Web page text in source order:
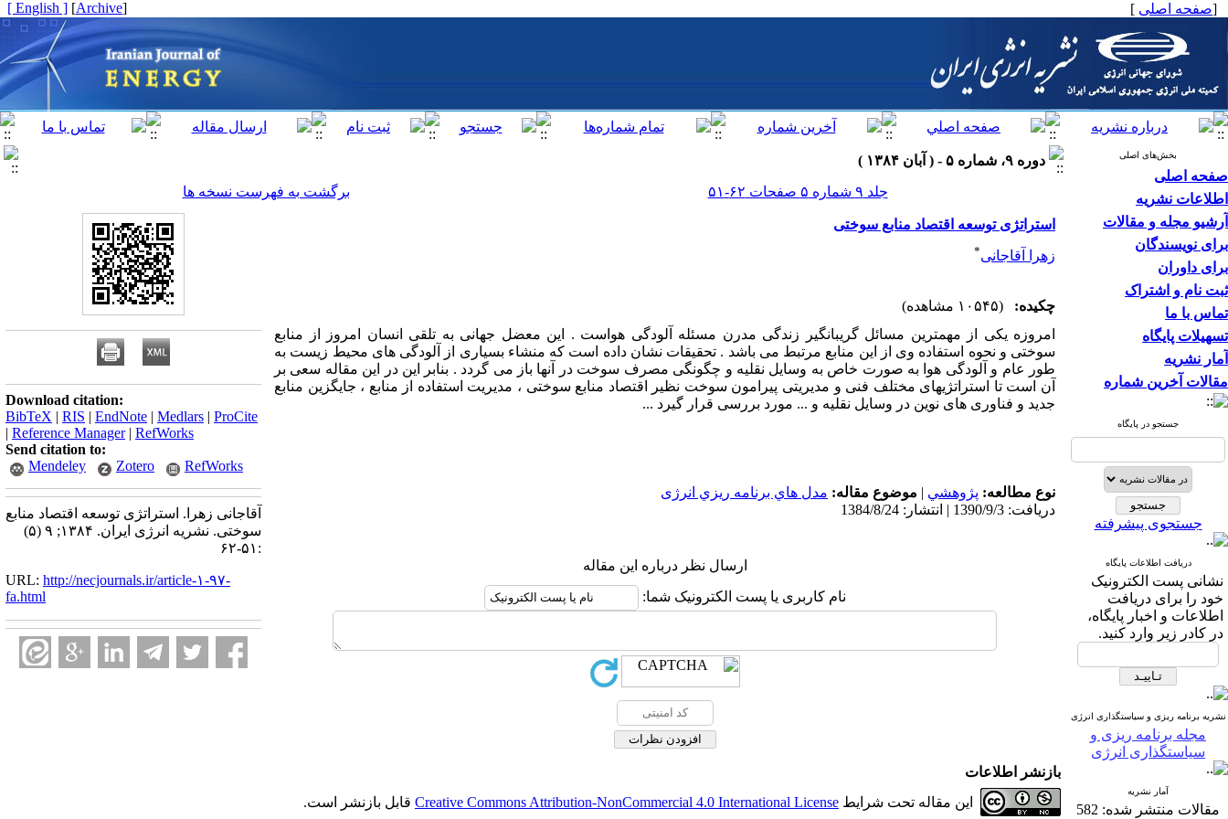
[صفحه اصلی ]
[
Archive
]
[ English ]
بخش‌های اصلی
صفحه اصلی
اطلاعات نشریه
آرشیو مجله و مقالات
برای نویسندگان
برای داوران
ثبت نام و اشتراک
تماس با ما
تسهیلات پایگاه
آمار نشریه
مقالات آخرین شماره
جستجو در پایگاه
جستجوی پیشرفته
دریافت اطلاعات پایگاه
نشانی پست الکترونیک
خود را برای دریافت
اطلاعات و اخبار پایگاه،
در کادر زیر وارد کنید.
نشریه برنامه ریزی و سیاستگذاری انرژی
مجله برنامه ریزی و
سیاستگذاری انرژی
آمار نشریه
مقالات منتشر شده: 582
دوره ۹، شماره ۵ - ( آبان ۱۳۸۴ )
جلد ۹ شماره ۵ صفحات ۶۲-۵۱
برگشت به فهرست نسخه ها
استراتژی توسعه اقتصاد منابع سوختی
زهرا آقاجانی*
چکیده:
(۱۰۵۴۵ مشاهده)
امروزه یکی از مهمترین مسائل گریبانگیر زندگی مدرن مسئله آلودگی هواست . این معضل جهانی به تلقی انسان امروز از منابع
سوختی و نحوه استفاده وی از این منابع مرتبط می باشد . تحقیقات نشان داده است که منشاء بسیاری از آلودگی های محیط زیست به
طور عام و آلودگی هوا به صورت خاص به وسایل نقلیه و چگونگی مصرف سوخت در آنها باز می گردد . بنابر این در این مقاله سعی بر
آن است تا استراتژیهای مختلف فنی و مدیریتی پیرامون سوخت نظیر اقتصاد منابع سوختی ، مدیریت استفاده از منابع ، جایگزین منابع
جدید و فناوری های نوین در وسایل نقلیه و ... مورد بررسی قرار گیرد ...
نوع مطالعه: پژوهشي | موضوع مقاله: مدل هاي برنامه ريزي انرژی
دریافت: 1390/9/3 | انتشار: 1384/8/24
ارسال نظر درباره این مقاله
نام کاربری یا پست الکترونیک شما:
Download citation:
BibTeX | RIS | EndNote | Medlars | ProCite
| Reference Manager| RefWorks
Send citation to:
Mendeley
Zotero RefWorks
آقاجانی زهرا. استراتژی توسعه اقتصاد منابع
سوختی. نشریه انرژی ایران. ۱۳۸۴; ۹ (۵)
:۵۱-۶۲
URL: http://necjournals.ir/article-۱-۹۷-
fa.html
بازنشر اطلاعات
این مقاله تحت شرایط Creative Commons Attribution-NonCommercial 4.0 International License قابل بازنشر است.